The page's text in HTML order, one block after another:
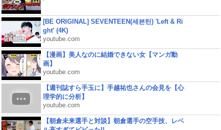
[BE ORIGINAL] SEVENTEEN(세븐틴) 'Left & Ri
ght' (4K)
youtube.com
【漫画】美人なのに結婚できない女【マンガ動
画】
youtube.com
【週刊誌すら手玉に】手越祐也さんの会見を【心
理学的に分析】
youtube.com
【朝倉未来選手と対談】朝倉選手の空手技、レベ